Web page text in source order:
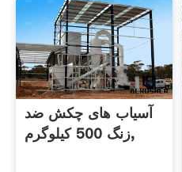
آسیاب های چکش ضد
زنگ 500 کیلوگرم,